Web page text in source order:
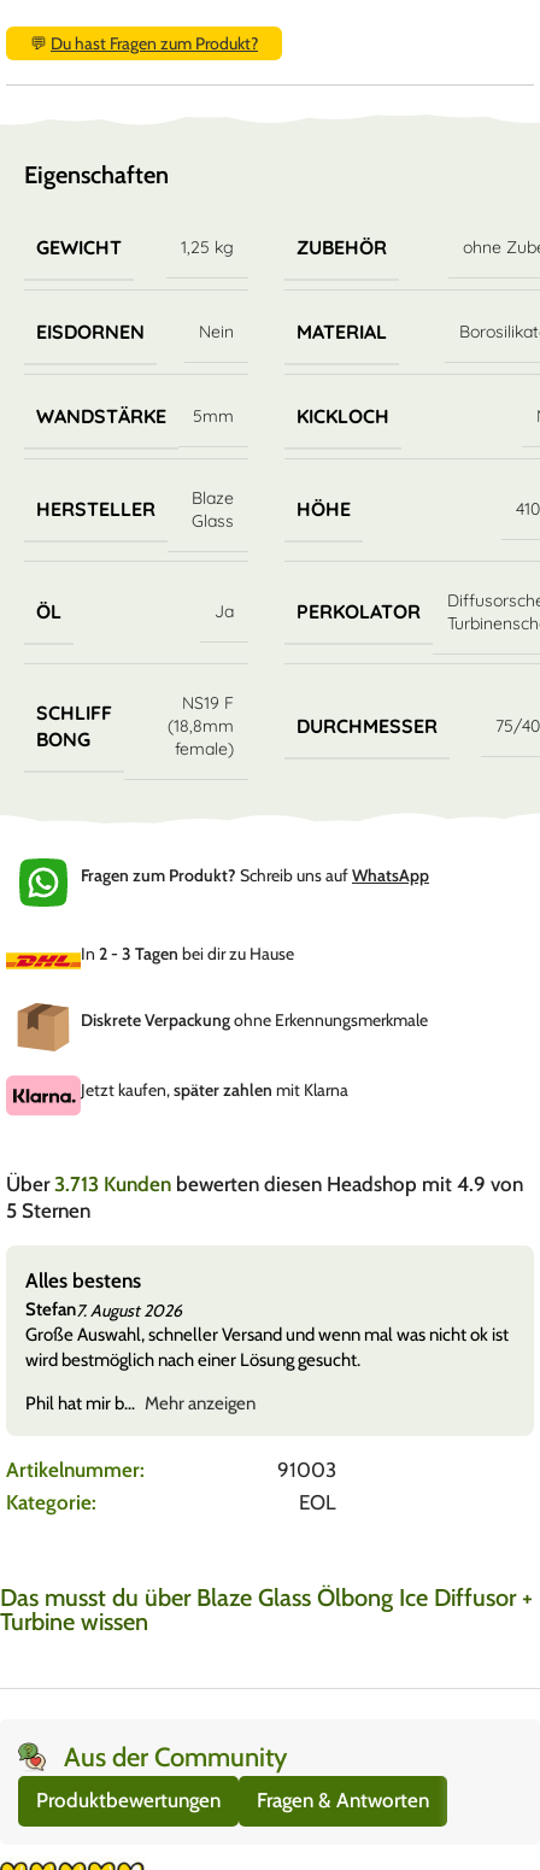
💬 Du hast Fragen zum Produkt?
Eigenschaften
GEWICHT 1,25 kg ZUBEHÖR ohne
EISDORNEN Nein MATERIAL
WANDSTÄRKE 5mm KICKLOCH
HERSTELLER
Blaze
Glass
HÖHE
ÖL Ja PERKOLATOR
SCHLIFF
BONG
NS19 F
(18,8mm
female)
DURCHMESSER 75/
Fragen zum Produkt? Schreib uns aufWhatsApp
In 2 - 3 Tagen bei dir zu Hause
Diskrete Verpackungohne Erkennungsmerkmale
Jetzt kaufen,später zahlen mit Klarna
Über3.713 Kunden bewerten diesen Headshop mit 4.9 von
5 Sternen
Alles bestens
Stefan7. August 2026
Große Auswahl, schneller Versand und wenn mal was nicht ok ist
wird bestmöglich nach einer Lösung gesucht.
Phil hat mir b
Mehr anzeigen
Artikelnummer:
91003
Kategorie:
EOL
Das musst du über Blaze Glass Ölbong Ice Diffusor +
Turbine wissen
Aus der Community
Produktbewertungen Fragen & Antworten